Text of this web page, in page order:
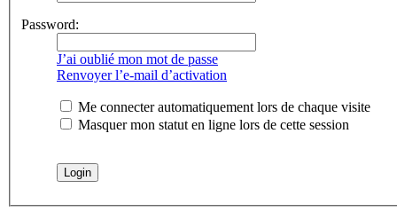
Password:
J’ai oublié mon mot de passe
Renvoyer l’e-mail d’activation
Me connecter automatiquement lors de chaque visite
Masquer mon statut en ligne lors de cette session